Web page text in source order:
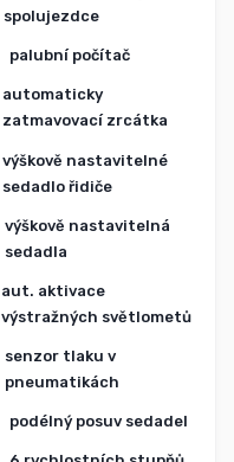
spolujezdce
palubní počítač
automaticky
zatmavovací zrcátka
výškově nastavitelné
sedadlo řidiče
výškově nastavitelná
sedadla
aut. aktivace
výstražných světlometů
senzor tlaku v
pneumatikách
podélný posuv sedadel